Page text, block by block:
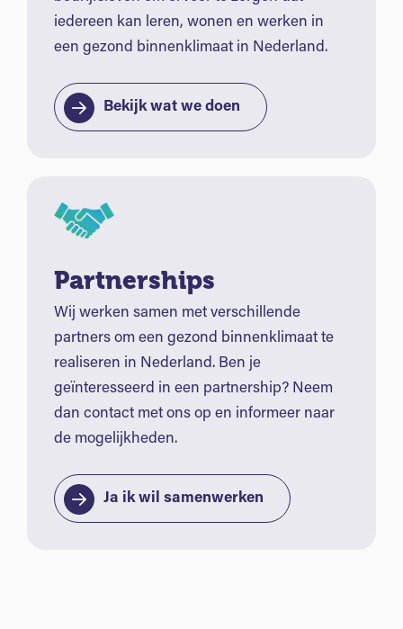
iedereen kan leren, wonen en werken in
een gezond binnenklimaat in Nederland.
Bekijk wat we doen
Partnerships
Wij werken samen met verschillende
partners om een gezond binnenklimaat te
realiseren in Nederland. Ben je
geïnteresseerd in een partnership? Neem
dan contact met ons op en informeer naar
de mogelijkheden.
Ja ik wil samenwerken